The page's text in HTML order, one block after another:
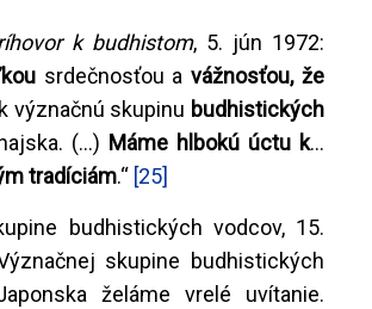
k budhistom, 5. jún 1972:
srdečnosťou avážnosťou, že
význačnú skupinu budhistických
(...) Máme hlbokú úctu k...
tradíciám.“ [25]
budhistických vodcov, 15.
skupine budhistických
želáme vrelé uvítanie.